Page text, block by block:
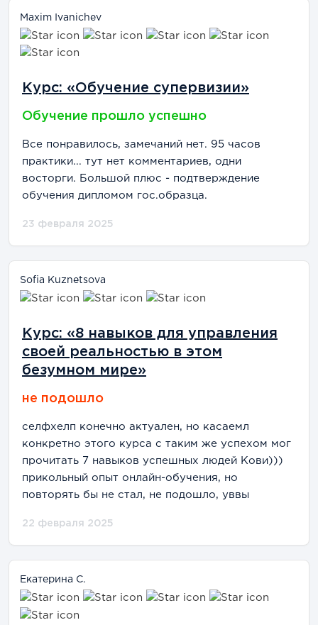
Maxim Ivanichev
Курс: «Обучение супервизии»
Обучение прошло успешно
Все понравилось, замечаний нет. 95 часов
практики... тут нет комментариев, одни
восторги. Большой плюс - подтверждение
обучения дипломом гос.образца.
23 февраля 2025
Sofia Kuznetsova
Курс: «8 навыков для управления
своей реальностью в этом
безумном мире»
не подошло
селфхелп конечно актуален, но касаемл
конкретно этого курса с таким же успехом мог
прочитать 7 навыков успешных людей Кови)))
прикольный опыт онлайн-обучения, но
повторять бы не стал, не подошло, уввы
22 февраля 2025
Екатерина С.